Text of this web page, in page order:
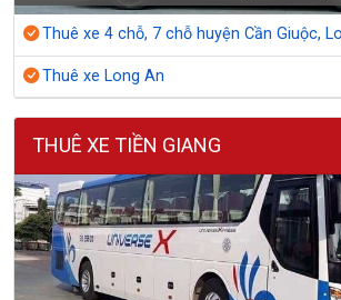
Thuê xe 4 chỗ, 7 chỗ huyện Cần Giuộc,
Thuê xe Long An
THUÊ XE TIỀN GIANG